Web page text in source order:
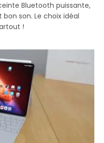
Bluetooth puissante,
son. Le choix idéal
!